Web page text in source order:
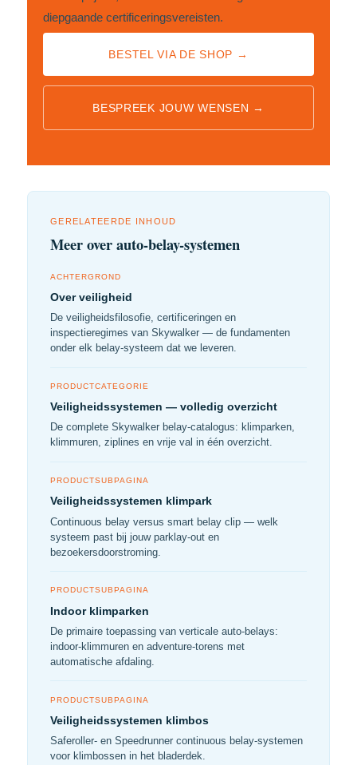
diepgaande certificeringsvereisten.
BESTEL VIA DE SHOP →
BESPREEK JOUW WENSEN →
GERELATEERDE INHOUD
Meer over auto-belay-systemen
ACHTERGROND
Over veiligheid
De veiligheidsfilosofie, certificeringen en
inspectieregimes van Skywalker — de fundamenten
onder elk belay-systeem dat we leveren.
PRODUCTCATEGORIE
Veiligheidssystemen — volledig overzicht
De complete Skywalker belay-catalogus: klimparken,
klimmuren, ziplines en vrije val in één overzicht.
PRODUCTSUBPAGINA
Veiligheidssystemen klimpark
Continuous belay versus smart belay clip — welk
systeem past bij jouw parklay-out en
bezoekersdoorstroming.
PRODUCTSUBPAGINA
Indoor klimparken
De primaire toepassing van verticale auto-belays:
indoor-klimmuren en adventure-torens met
automatische afdaling.
PRODUCTSUBPAGINA
Veiligheidssystemen klimbos
Saferoller- en Speedrunner continuous belay-systemen
voor klimbossen in het bladerdek.